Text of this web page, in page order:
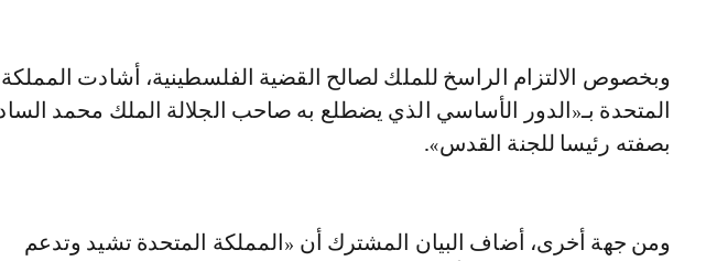
وبخصوص الالتزام الراسخ للملك لصالح القضية الفلسطينية، أشادت المملكة
المتحدة بـ«الدور الأساسي الذي يضطلع به صاحب الجلالة الملك محمد
بصفته رئيسا للجنة القدس».
ومن جهة أخرى، أضاف البيان المشترك أن «المملكة المتحدة تشيد وتدعم